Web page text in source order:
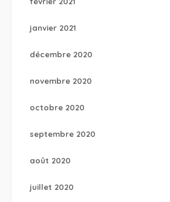
janvier 2021
décembre 2020
novembre 2020
octobre 2020
septembre 2020
août 2020
juillet 2020